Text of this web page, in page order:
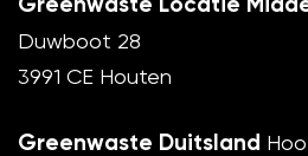
Duwboot 28
3991 CE Houten
Greenwaste Duitsland